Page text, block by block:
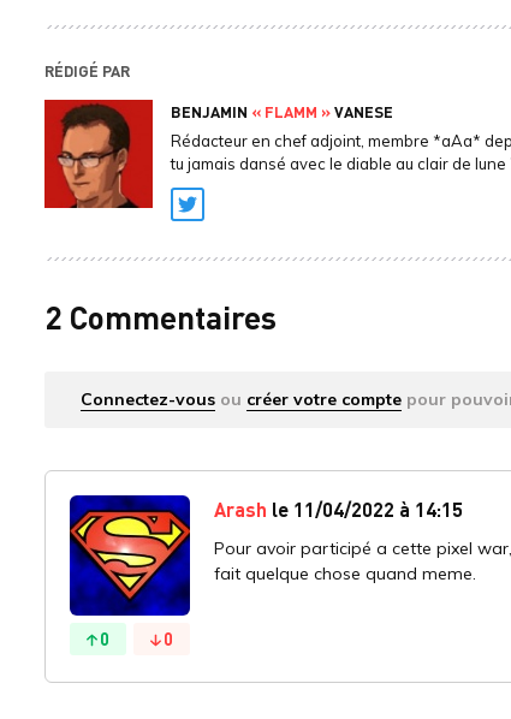
RÉDIGÉ PAR
BENJAMIN « FLAMM »VANESE
Rédacteur en chef adjoint, membre *aAa*
tu jamais dansé avec le diable au clair de lune
Twitter
2 Commentaires
Connectez-vous ou créer votre compte pour
0 0
Arash le 11/04/2022 à 14:15
Pour avoir participé a cette pixel
fait quelque chose quand meme.